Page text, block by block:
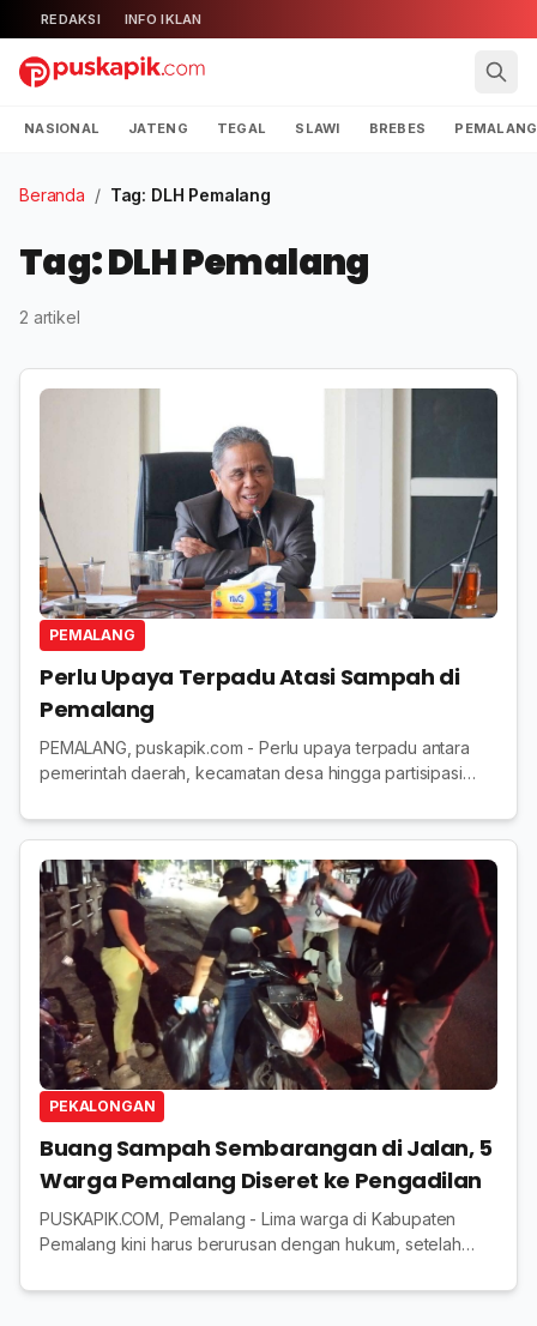
REDAKSI INFO IKLAN
NASIONAL JATENG TEGAL SLAWI BREBES PEMALANG
Beranda / Tag: DLH Pemalang
Tag: DLH Pemalang
2 artikel
PEMALANG
Perlu Upaya Terpadu Atasi Sampah di
Pemalang
PEMALANG, puskapik.com - Perlu upaya terpadu antara
pemerintah daerah, kecamatan desa hingga partisipasi
Kabupaten Pemalang. Hal tersebut disamp...
PEKALONGAN
Buang Sampah Sembarangan di Jalan, 5
Warga Pemalang Diseret ke Pengadilan
PUSKAPIK.COM, Pemalang - Lima warga di Kabupaten
Pemalang kini harus berurusan dengan hukum, setelah
bahkan terancam sanksi pidana dan denda puluhan juta...